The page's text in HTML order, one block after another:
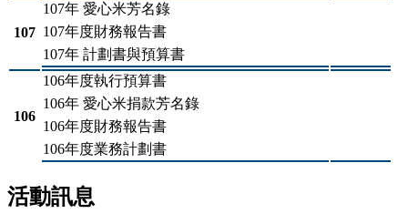
107
107年 愛心米芳名錄
107年度財務報告書
107年 計劃書與預算書
106
106年度執行預算書
106年 愛心米捐款芳名錄
106年度財務報告書
106年度業務計劃書
活動訊息